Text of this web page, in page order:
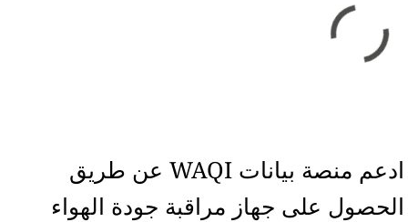
ادعم منصة بيانات WAQI عن طريق
الحصول على جهاز مراقبة جودة الهواء